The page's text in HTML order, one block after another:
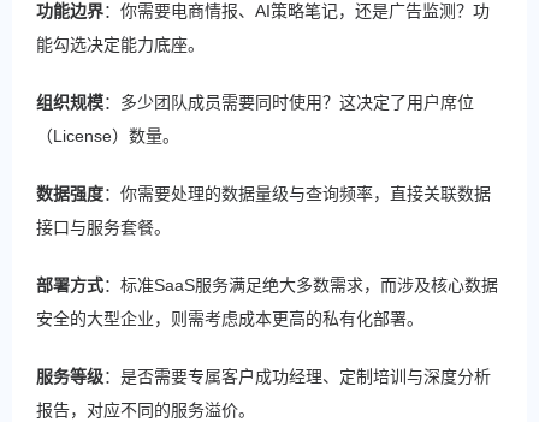
功能边界：你需要电商情报、AI策略笔记，还是广告监测？功
能勾选决定能力底座。
组织规模：多少团队成员需要同时使用？这决定了用户席位
（License）数量。
数据强度：你需要处理的数据量级与查询频率，直接关联数据
接口与服务套餐。
部署方式：标准SaaS服务满足绝大多数需求，而涉及核心数据
安全的大型企业，则需考虑成本更高的私有化部署。
服务等级：是否需要专属客户成功经理、定制培训与深度分析
报告，对应不同的服务溢价。